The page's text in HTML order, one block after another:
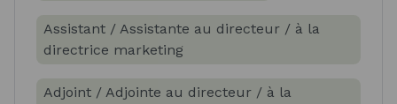
Assistant / Assistante au directeur / à la
directrice marketing
Adjoint / Adjointe au directeur / à la